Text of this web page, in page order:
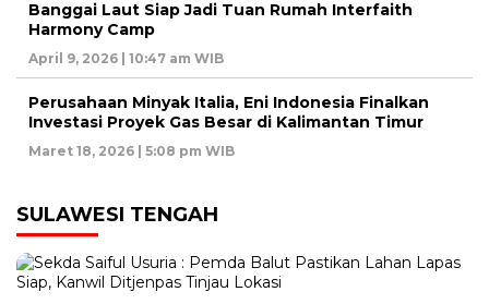
Banggai Laut Siap Jadi Tuan Rumah Interfaith
Harmony Camp
April 9, 2026 | 10:47 am WIB
Perusahaan Minyak Italia, Eni Indonesia Finalkan
Investasi Proyek Gas Besar di Kalimantan Timur
Maret 18, 2026 | 5:08 pm WIB
SULAWESI TENGAH